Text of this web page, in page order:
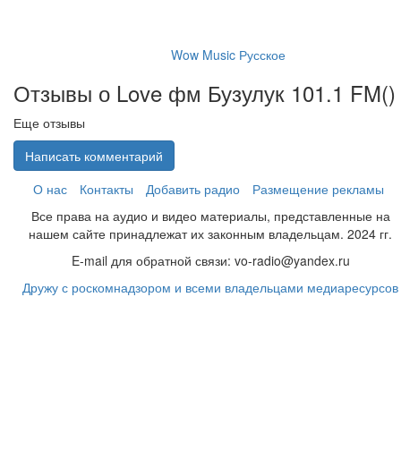
Wow Music Русское
Отзывы о Love фм Бузулук 101.1 FM()
Еще отзывы
Написать комментарий
О нас
Контакты Добавить радио
Размещение рекламы
Все права на аудио и видео материалы, представленные на
нашем сайте принадлежат их законным владельцам. 2024 гг.
E-mail для обратной связи: vo-radio@yandex.ru
Дружу с роскомнадзором и всеми владельцами медиаресурсов